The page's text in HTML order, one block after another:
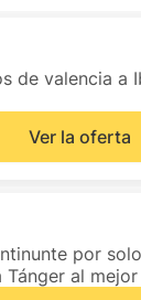
de valencia a
Ver la oferta
por
Tánger al